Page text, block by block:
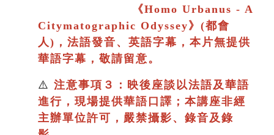
《Homo Urbanus - A
Citymatographic Odyssey》(都會
人)，法語發音、英語字幕，本片無提供
華語字幕，敬請留意。
⚠️ 注意事項３：映後座談以法語及華語
進行 ，現場提供華語口譯； 本講座非經
主辦單位許可，嚴禁攝影、錄音及錄